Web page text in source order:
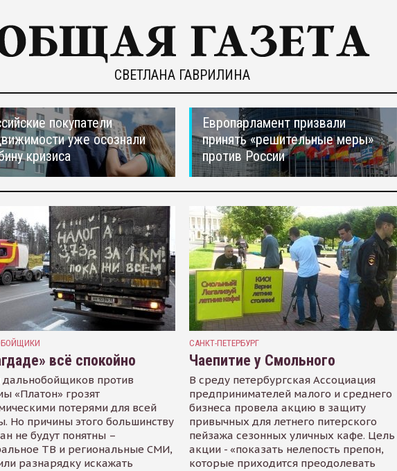
СВЕТЛАНА ГАВРИЛИНА
покупатели
уже осознали
кризиса
Европарламент призвали
принять «решительные меры»
против России
всё спокойно
против
«Платон» грозят
потерями для всей
Но причины этого большинству
не будут понятны –
ТВ и региональные СМИ,
разнарядку искажать
САНКТ-ПЕТЕРБУРГ
Чаепитие у Смольного
В среду петербургская Ассоциация
предпринимателей малого и среднего
бизнеса провела акцию в защиту
привычных для летнего питерского
пейзажа сезонных уличных кафе. Цель
акции - «показать нелепость препон,
которые приходится преодолевать